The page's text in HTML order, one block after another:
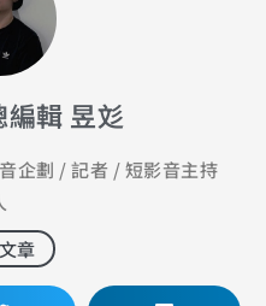
輯 昱彣
企劃 / 記者 / 短影音主持
章